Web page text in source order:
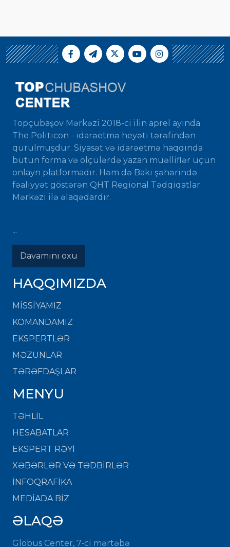
Topçubaşov Mərkəzi 2018-ci ilin aprel ayında
The Politicon - idarəetmə heyəti tərəfindən
qurulmuşdur. Siyasət və idarəetmə haqqında
bütün forma və ölçülərdə yazan müəlliflər üçün
onlayn platformadır. Həm də Bakı şəhərində
fəaliyyət göstərən QHT Regional Tədqiqatlar
Mərkəzi ilə əlaqədardır.
...
Davamını oxu
HAQQIMIZDA
MISSIYAMIZ
KOMANDAMIZ
EKSPERTLƏR
MƏZUNLAR
TƏRƏFDAŞLAR
MENYU
TƏHLİL
HESABATLAR
EKSPERT RƏYİ
XƏBƏRLƏR VƏ TƏDBİRLƏR
İNFOQRAFİKA
MEDİADA BİZ
ƏLAQƏ
Globus Center, 7-ci mərtəbə